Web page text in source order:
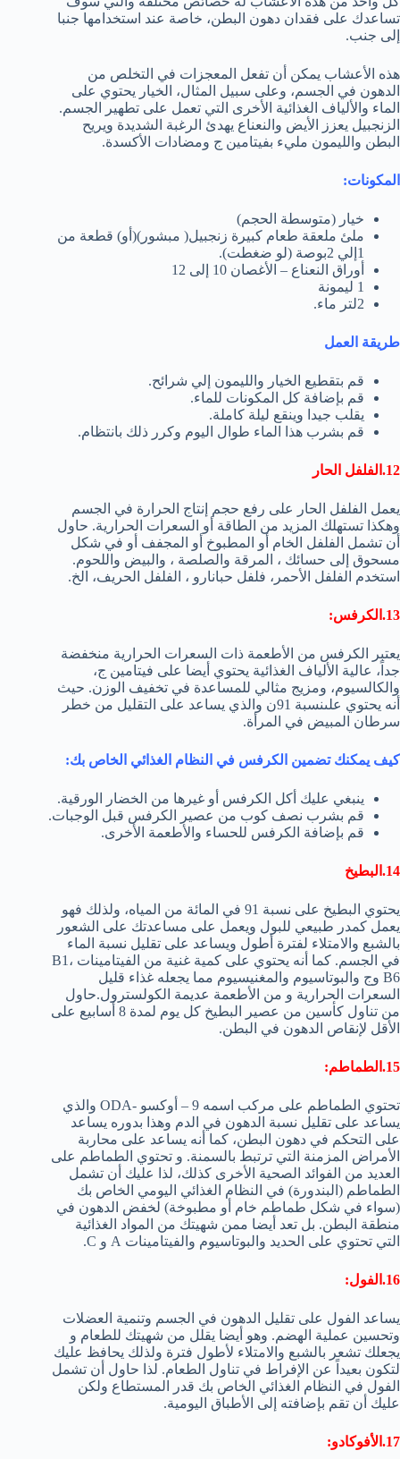
تساعدك على فقدان دهون البطن، خاصة عند استخدامها جنبا
إلى جنب.
هذه الأعشاب يمكن أن تفعل المعجزات في التخلص من
الدهون في الجسم، وعلى سبيل المثال، الخيار يحتوي على
الماء والألياف الغذائية الأخرى التي تعمل على تطهير الجسم.
الزنجبيل يعزز الأيض والنعناع يهدئ الرغبة الشديدة ويريح
البطن والليمون مليء بفيتامين ج ومضادات الأكسدة.
المكونات:
خيار (متوسطة الحجم)
ملئ ملعقة طعام كبيرة زنجبيل( مبشور)(أو) قطعة من
1إلي 2بوصة (لو ضغطت).
أوراق النعناع – الأغصان 10 إلى 12
1 ليمونة
2لتر ماء.
طريقة العمل
قم بتقطيع الخيار والليمون إلي شرائح.
قم بإضافة كل المكونات للماء.
يقلب جيدا وينقع ليلة كاملة.
قم بشرب هذا الماء طوال اليوم وكرر ذلك بانتظام.
12.الفلفل الحار
يعمل الفلفل الحار على رفع حجم إنتاج الحرارة في الجسم
وهكذا تستهلك المزيد من الطاقة أو السعرات الحرارية. حاول
أن تشمل الفلفل الخام أو المطبوخ أو المجفف أو في شكل
مسحوق إلى حسائك ، المرقة والصلصة ، والبيض واللحوم.
استخدم الفلفل الأحمر، فلفل حبانارو ، الفلفل الحريف، الخ.
13.الكرفس:
يعتبر الكرفس من الأطعمة ذات السعرات الحرارية منخفضة
جداً، عالية الألياف الغذائية يحتوي أيضا على فيتامين ج،
والكالسيوم، ومزيج مثالي للمساعدة في تخفيف الوزن. حيث
أنه يحتوي علىنسبة 91ن والذي يساعد على التقليل من خطر
سرطان المبيض في المرأة.
كيف يمكنك تضمين الكرفس في النظام الغذائي الخاص بك:
ينبغي عليك أكل الكرفس أو غيرها من الخضار الورقية.
قم بشرب نصف كوب من عصير الكرفس قبل الوجبات.
قم بإضافة الكرفس للحساء والأطعمة الأخرى.
14.البطيخ
يحتوي البطيخ على نسبة 91 في المائة من المياه، ولذلك فهو
يعمل كمدر طبيعي للبول ويعمل على مساعدتك على الشعور
بالشبع والامتلاء لفترة أطول ويساعد على تقليل نسبة الماء
في الجسم. كما أنه يحتوي على كمية غنية من الفيتامينات B1،
B6 وج والبوتاسيوم والمغنيسيوم مما يجعله غذاء قليل
السعرات الحرارية و من الأطعمة عديمة الكولسترول.حاول
من تناول كأسين من عصير البطيخ كل يوم لمدة 8 أسابيع على
الأقل لإنقاص الدهون في البطن.
15.الطماطم:
تحتوي الطماطم على مركب اسمه 9 – أوكسو -ODA والذي
يساعد على تقليل نسبة الدهون في الدم وهذا بدوره يساعد
على التحكم في دهون البطن، كما أنه يساعد على محاربة
الأمراض المزمنة التي ترتبط بالسمنة. و تحتوي الطماطم على
العديد من الفوائد الصحية الأخرى كذلك، لذا عليك أن تشمل
الطماطم (البندورة) في النظام الغذائي اليومي الخاص بك
(سواء في شكل طماطم خام أو مطبوخة) لخفض الدهون في
منطقة البطن. بل تعد أيضا ممن شهيتك من المواد الغذائية
التي تحتوي على الحديد والبوتاسيوم والفيتامينات A و C.
16.الفول:
يساعد الفول على تقليل الدهون في الجسم وتنمية العضلات
وتحسين عملية الهضم. وهو أيضا يقلل من شهيتك للطعام و
يجعلك تشعر بالشبع والامتلاء لأطول فترة ولذلك يحافظ عليك
لتكون بعيداً عن الإفراط في تناول الطعام. لذا حاول أن تشمل
الفول في النظام الغذائي الخاص بك قدر المستطاع ولكن
عليك أن تقم بإضافته إلى الأطباق اليومية.
17.الأفوكادو: